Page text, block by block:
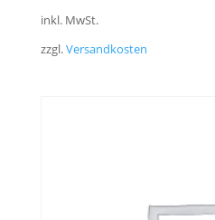
inkl. MwSt.
zzgl.Versandkosten